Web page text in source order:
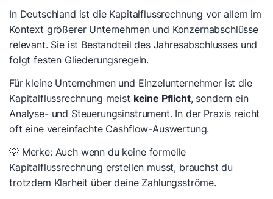
In Deutschland ist die Kapitalflussrechnung vor allem im
Kontext größerer Unternehmen und Konzernabschlüsse
relevant. Sie ist Bestandteil des Jahresabschlusses und
folgt festen Gliederungsregeln.
Für kleine Unternehmen und Einzelunternehmer ist die
Kapitalflussrechnung meist keine Pflicht, sondern ein
Analyse- und Steuerungsinstrument. In der Praxis reicht
oft eine vereinfachte Cashflow-Auswertung.
💡 Merke: Auch wenn du keine formelle
Kapitalflussrechnung erstellen musst, brauchst du
trotzdem Klarheit über deine Zahlungsströme.